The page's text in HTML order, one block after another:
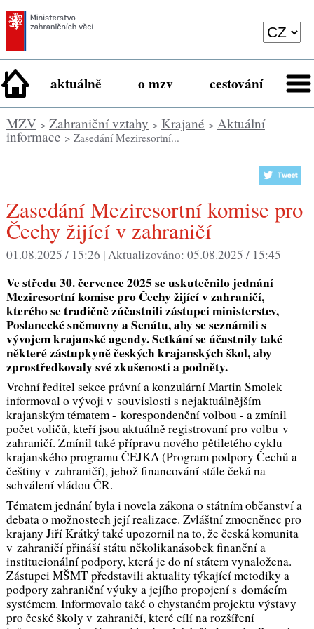
aktuálně o mzv cestování
MZV> Zahraniční vztahy > Krajané > Aktuální
informace > Zasedání Meziresortní...
Zasedání Meziresortní komise pro
Čechy žijící v zahraničí
01.08.2025 / 15:26 |Aktualizováno: 05.08.2025 / 15:45
Ve středu 30. července 2025 se uskutečnilo jednání
Meziresortní komise pro Čechy žijící v zahraničí,
kterého se tradičně zúčastnili zástupci ministerstev,
Poslanecké sněmovny a Senátu, aby se seznámili s
vývojem krajanské agendy. Setkání se účastnily také
některé zástupkyně českých krajanských škol, aby
zprostředkovaly své zkušenosti a podněty.
Vrchní ředitel sekce právní a konzulární Martin Smolek
informoval o vývoji v souvislosti s nejaktuálnějším
krajanským tématem - korespondenční volbou - a zmínil
počet voličů, kteří jsou aktuálně registrovaní pro volbu v
zahraničí. Zmínil také přípravu nového pětiletého cyklu
krajanského programu ČEJKA (Program podpory Čechů a
češtiny v zahraničí), jehož financování stále čeká na
schválení vládou ČR.
Tématem jednání byla i novela zákona o státním občanství a
debata o možnostech její realizace. Zvláštní zmocněnec pro
krajany Jiří Krátký také upozornil na to, že česká komunita
v zahraničí přináší státu několikanásobek finanční a
institucionální podpory, která je do ní státem vynaložena.
Zástupci MŠMT představili aktuality týkající metodiky a
podpory zahraniční výuky a jejího propojení s domácím
systémem. Informovalo také o chystaném projektu výstavy
pro české školy v zahraničí, které cílí na rozšíření